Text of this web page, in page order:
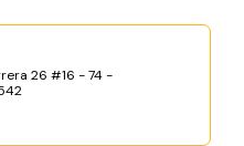
26 #16 - 74 -